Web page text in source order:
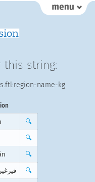
string:
name-kg
🔍
🔍
🔍
🔍